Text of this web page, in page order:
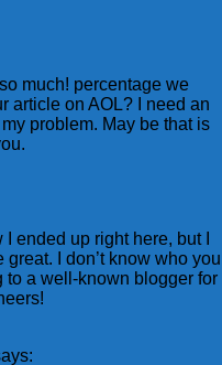
much! percentage we
article on AOL? I need an
problem. May be that is
ended up right here, but I
I don’t know who you
to a well-known blogger for